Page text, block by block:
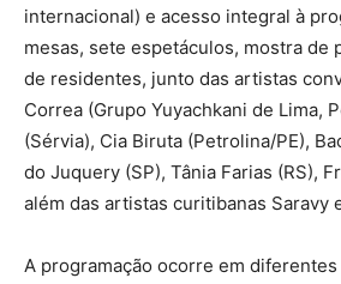
internacional) e acesso integral à
mesas, sete espetáculos, mostra de
de residentes, junto das artistas
Correa (Grupo Yuyachkani de Lima,
(Sérvia), Cia Biruta (Petrolina/PE),
do Juquery (SP), Tânia Farias (RS),
além das artistas curitibanas Saravy
A programação ocorre em